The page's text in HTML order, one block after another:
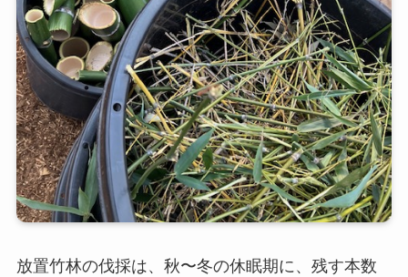
放置竹林の伐採は、秋〜冬の休眠期に、残す本数